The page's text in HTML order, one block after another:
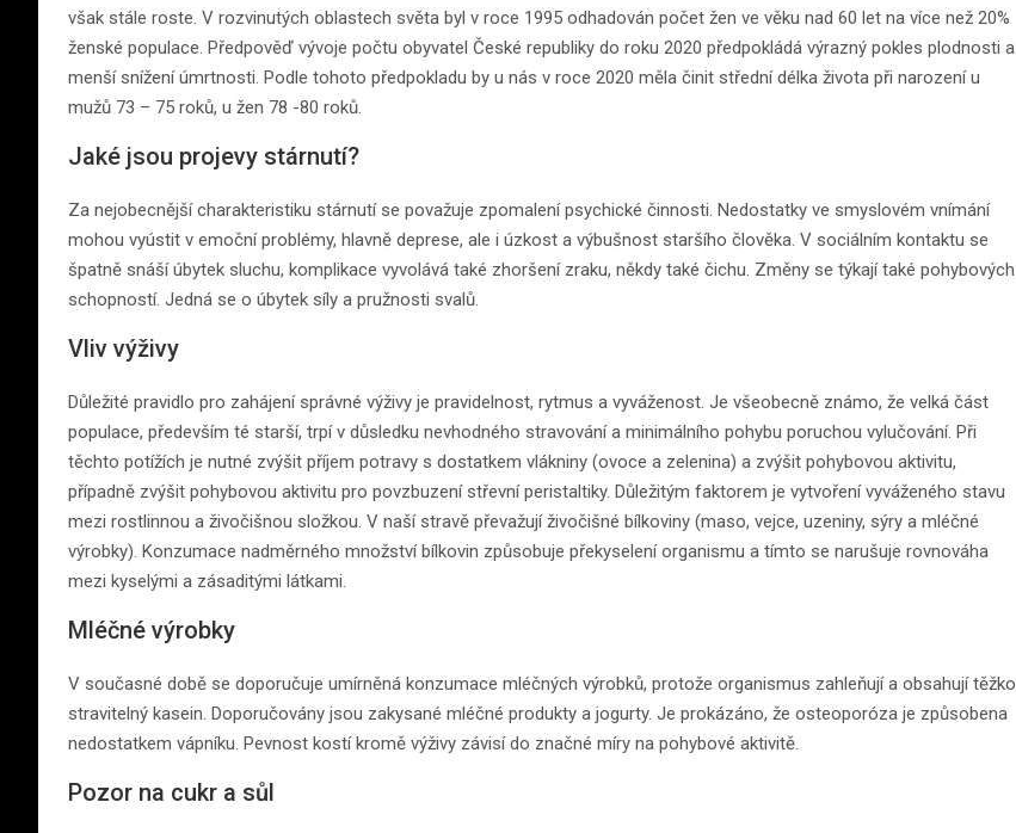
však stále roste. V rozvinutých oblastech světa byl v roce 1995 odhadován počet žen ve věku nad 60 let na více než 20%
ženské populace. Předpověď vývoje počtu obyvatel České republiky do roku 2020 předpokládá výrazný pokles plodnosti a
menší snížení úmrtnosti. Podle tohoto předpokladu by u nás v roce 2020 měla činit střední délka života při narození u
mužů 73 – 75 roků, u žen 78 -80 roků.
Jaké jsou projevy stárnutí?
Za nejobecnější charakteristiku stárnutí se považuje zpomalení psychické činnosti. Nedostatky ve smyslovém vnímání
mohou vyústit v emoční problémy, hlavně deprese, ale i úzkost a výbušnost staršího člověka. V sociálním kontaktu se
špatně snáší úbytek sluchu, komplikace vyvolává také zhoršení zraku, někdy také čichu. Změny se týkají také pohybových
schopností. Jedná se o úbytek síly a pružnosti svalů.
Vliv výživy
Důležité pravidlo pro zahájení správné výživy je pravidelnost, rytmus a vyváženost. Je všeobecně známo, že velká část
populace, především té starší, trpí v důsledku nevhodného stravování a minimálního pohybu poruchou vylučování. Při
těchto potížích je nutné zvýšit příjem potravy s dostatkem vlákniny (ovoce a zelenina) a zvýšit pohybovou aktivitu,
případně zvýšit pohybovou aktivitu pro povzbuzení střevní peristaltiky. Důležitým faktorem je vytvoření vyváženého stavu
mezi rostlinnou a živočišnou složkou. V naší stravě převažují živočišné bílkoviny (maso, vejce, uzeniny, sýry a mléčné
výrobky). Konzumace nadměrného množství bílkovin způsobuje překyselení organismu a tímto se narušuje rovnováha
mezi kyselými a zásaditými látkami.
Mléčné výrobky
V současné době se doporučuje umírněná konzumace mléčných výrobků, protože organismus zahleňují a obsahují těžko
stravitelný kasein. Doporučovány jsou zakysané mléčné produkty a jogurty. Je prokázáno, že osteoporóza je způsobena
nedostatkem vápníku. Pevnost kostí kromě výživy závisí do značné míry na pohybové aktivitě.
Pozor na cukr a sůl